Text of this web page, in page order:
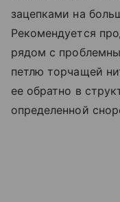
зацепками на
Рекомендуется
рядом с
петлю торчащей
ее обратно в
определенной